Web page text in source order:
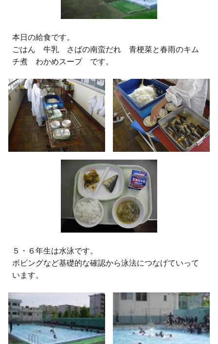
本日の給食です。
ごはん 牛乳 さばの南蛮だれ 青梗菜と春雨のキム
チ煮 わかめスープ です。
５・６年生は水泳です。
ボビングなど基礎的な確認から泳法につなげていって
います。